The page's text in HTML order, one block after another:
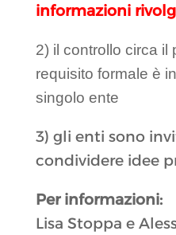
informazioni
2) il controllo circa il
requisito formale è
singolo ente
3) gli enti sono
condividere idee
Per informazioni:
Lisa Stoppa e